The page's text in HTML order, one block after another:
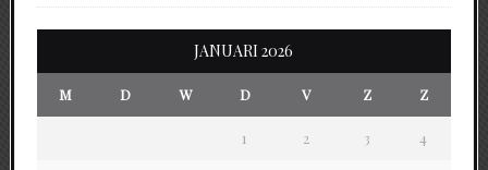
JANUARI 2026
M D W D V Z Z
1 2 3 4